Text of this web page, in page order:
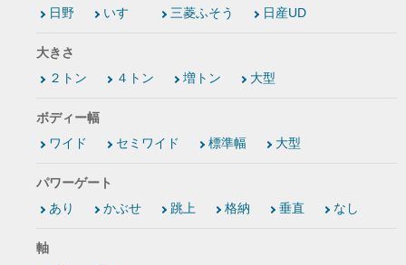
日野
いすゞ 三菱ふそう 日産UD
大きさ
２トン
４トン 増トン 大型
ボディー幅
ワイド
セミワイド 標準幅 大型
パワーゲート
あり
かぶせ 跳上 格納 垂直 なし
軸